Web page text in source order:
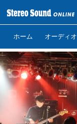
ホーム オーディオ